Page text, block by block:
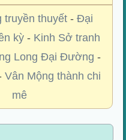
truyền thuyết -Đại
kỳ- Kinh Sở tranh
Long Đại Đường -
Vân Mộng thành chi
mê